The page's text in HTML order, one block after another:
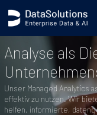
Analyse als
Unser Managed Analytics
effektiv zu nutzen. Wir
helfen, informierte,